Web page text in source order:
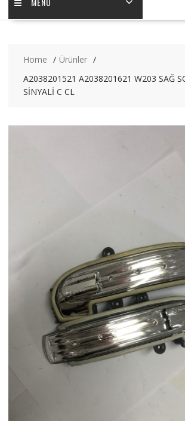
Home
Ürünler
A2038201521 A2038201621 W203 SAĞ
SİNYALİ C CL